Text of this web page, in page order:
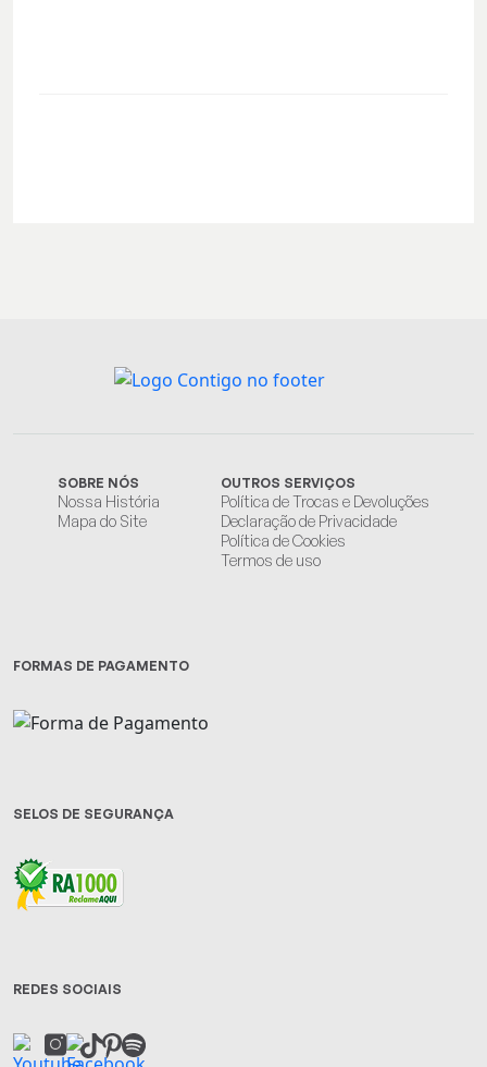
SOBRE NÓS
Nossa História
Mapa do Site
OUTROS SERVIÇOS
Política de Trocas e Devoluções
Declaração de Privacidade
Política de Cookies
Termos de uso
FORMAS DE PAGAMENTO
SELOS DE SEGURANÇA
REDES SOCIAIS